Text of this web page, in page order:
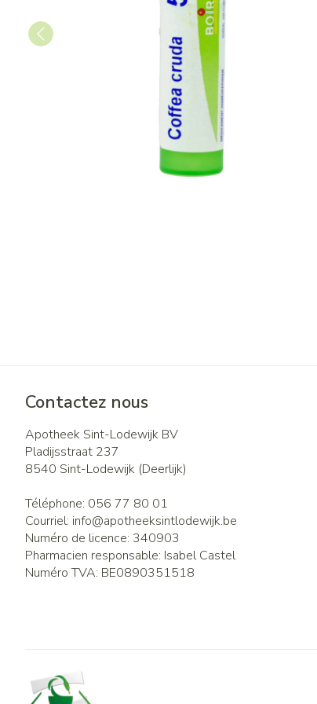
Contactez nous
Apotheek Sint-Lodewijk BV
Pladijsstraat 237
8540 Sint-Lodewijk (Deerlijk)
Téléphone: 056 77 80 01
Courriel: info@apotheeksintlodewijk.be
Numéro de licence: 340903
Pharmacien responsable: Isabel Castel
Numéro TVA: BE0890351518